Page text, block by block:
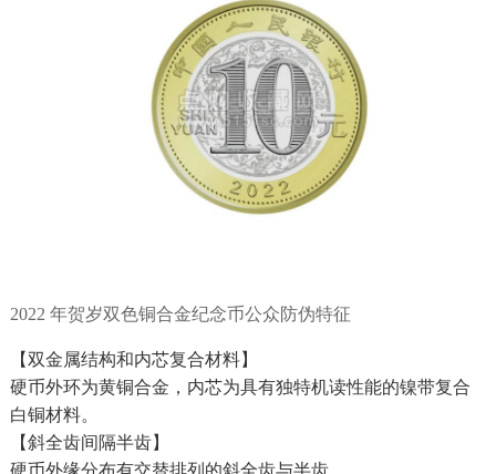
2022 年贺岁双色铜合金纪念币公众防伪特征
【双金属结构和内芯复合材料】
硬币外环为黄铜合金，内芯为具有独特机读性能的镍带复合
白铜材料。
【斜全齿间隔半齿】
硬币外缘分布有交替排列的斜全齿与半齿。